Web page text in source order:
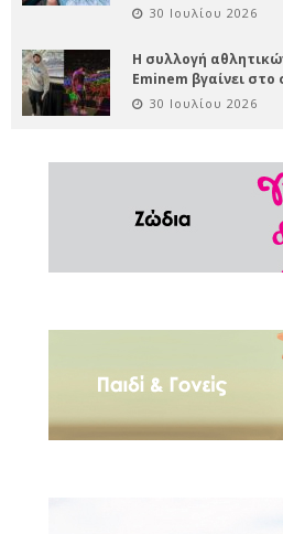
30 Ιουλίου 2026
Η συλλογή
Eminem βγαίνει
30 Ιουλίου 2026